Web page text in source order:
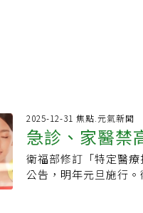
2025-12-31 焦點.元氣新聞
急診、家醫禁
衛福部修訂「特定醫
公告，明年元旦施行